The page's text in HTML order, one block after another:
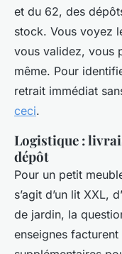
et du 62, des
stock. Vous voyez
vous validez, vous
même. Pour
retrait immédiat
ceci.
Logistique :
dépôt
Pour un petit
s’agit d’un lit XXL,
de jardin, la
enseignes